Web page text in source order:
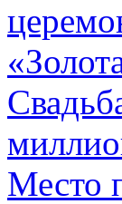
Место